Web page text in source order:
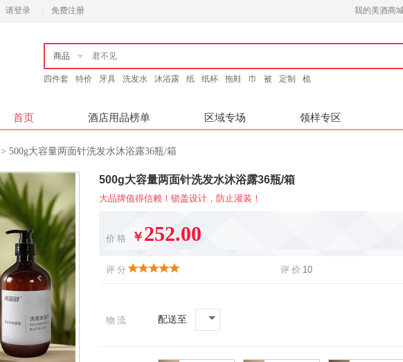
请登录 免费注册 我的美酒商
商品
四件套 特价 牙具 洗发水 沐浴露 纸 纸杯 拖鞋 巾 被 定制 梳
首页 酒店用品榜单 区域专场 领样专区
> 500g大容量两面针洗发水沐浴露36瓶/箱
500g大容量两面针洗发水沐浴露36瓶/箱
大品牌值得信赖！锁盖设计，防止灌装！
价格 ￥ 252.00
评分 评价 10
物流 配送至